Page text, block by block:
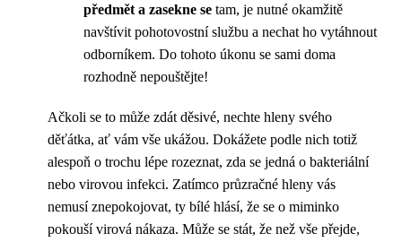
předmět a zasekne se tam, je nutné okamžitě
navštívit pohotovostní službu a nechat ho vytáhnout
odborníkem. Do tohoto úkonu se sami doma
rozhodně nepouštějte!
Ačkoli se to může zdát děsivé, nechte hleny svého
děťátka, ať vám vše ukážou. Dokážete podle nich totiž
alespoň o trochu lépe rozeznat, zda se jedná o bakteriální
nebo virovou infekci. Zatímco průzračné hleny vás
nemusí znepokojovat, ty bílé hlásí, že se o miminko
pokouší virová nákaza. Může se stát, že než vše přejde,